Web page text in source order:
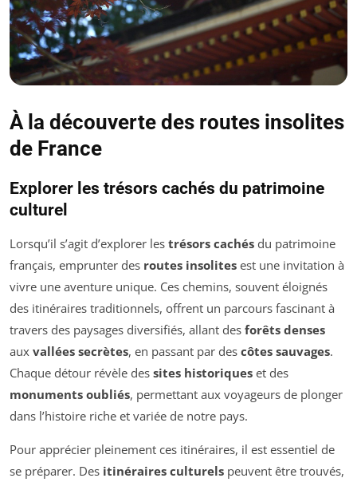
À la découverte des routes insolites
de France
Explorer les trésors cachés du patrimoine
culturel
Lorsqu’il s’agit d’explorer les trésors cachés du patrimoine
français, emprunter des routes insolites est une invitation à
vivre une aventure unique. Ces chemins, souvent éloignés
des itinéraires traditionnels, offrent un parcours fascinant à
travers des paysages diversifiés, allant des forêts denses
aux vallées secrètes, en passant par des côtes sauvages.
Chaque détour révèle des sites historiques et des
monuments oubliés, permettant aux voyageurs de plonger
dans l’histoire riche et variée de notre pays.
Pour apprécier pleinement ces itinéraires, il est essentiel de
se préparer. Des itinéraires culturels peuvent être trouvés,